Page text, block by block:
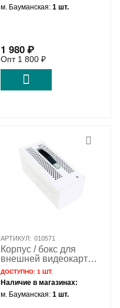
м. Бауманская:1 шт.
1 980₽
Опт 1 800 ₽
АРТИКУЛ: 010571
Корпус / бокс для
внешней видеокарты
NFHK EG01-W / белый
ДОСТУПНО:1 ШТ.
Наличие в магазинах:
м. Бауманская:1 шт.